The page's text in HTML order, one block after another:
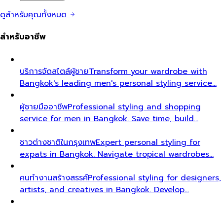
ดูสำหรับคุณทั้งหมด
สำหรับอาชีพ
บริการจัดสไตล์ผู้ชายTransform your wardrobe with
Bangkok's leading men's personal styling service…
ผู้ชายมืออาชีพProfessional styling and shopping
service for men in Bangkok. Save time, build…
ชาวต่างชาติในกรุงเทพExpert personal styling for
expats in Bangkok. Navigate tropical wardrobes…
คนทำงานสร้างสรรค์Professional styling for designers,
artists, and creatives in Bangkok. Develop…